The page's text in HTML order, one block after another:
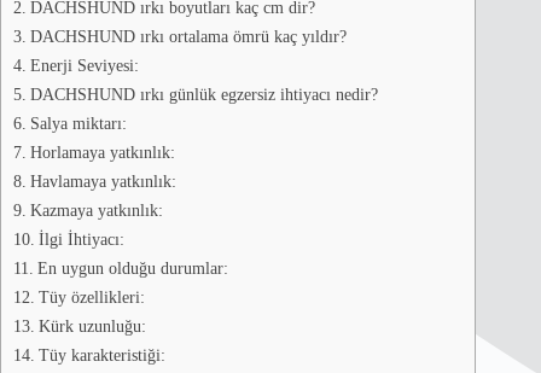
DACHSHUND ırkı boyutları kaç cm dir?
DACHSHUND ırkı ortalama ömrü kaç yıldır?
Enerji Seviyesi:
DACHSHUND ırkı günlük egzersiz ihtiyacı nedir?
Salya miktarı:
Horlamaya yatkınlık:
Havlamaya yatkınlık:
Kazmaya yatkınlık:
İlgi İhtiyacı:
En uygun olduğu durumlar:
Tüy özellikleri:
Kürk uzunluğu:
Tüy karakteristiği: